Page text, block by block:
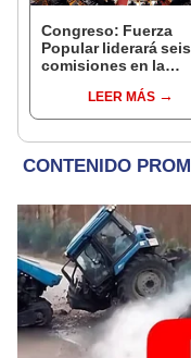
Congreso: Fuerza
Popular liderará seis
comisiones en la
LEER MÁS